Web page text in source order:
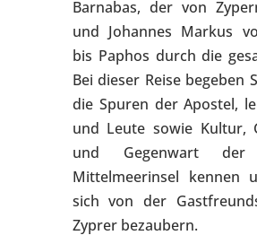
Barnabas, der von
und Johannes Markus
bis Paphos durch die
Bei dieser Reise begeben
die Spuren der Apostel,
und Leute sowie Kultur,
und Gegenwart der
Mittelmeerinsel kennen
sich von der
Zyprer bezaubern.